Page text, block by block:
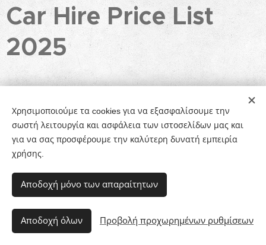
Car Hire Price List
2025
GalissasLeasing from 300€/ per month
Galissas Rent ACar, Poseidonia 841 00, Syros, Greece, +30
Υλοποιήθηκε από τηWebnode Cookies
Χρησιμοποιούμε τα cookies για να εξασφαλίσουμε την
σωστή λειτουργία και ασφάλεια των ιστοσελίδων μας και
για να σας προσφέρουμε την καλύτερη δυνατή εμπειρία
χρήσης.
Αποδοχή μόνο των απαραίτητων
Αποδοχή όλων Προβολή προχωρημένων ρυθμίσεων